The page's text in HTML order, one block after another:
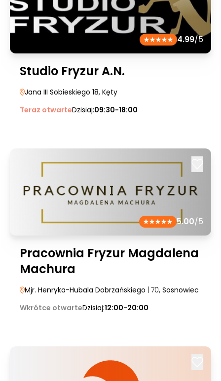
4.99/5
Studio Fryzur A.N.
Jana III Sobieskiego 18, Kęty
Teraz otwarteDzisiaj:09:30-18:00
5.00/5
Pracownia Fryzur Magdalena
Machura
Mjr. Henryka-Hubala Dobrzańskiego | 70, Sosnowiec
Wkrótce otwarteDzisiaj:12:00-20:00